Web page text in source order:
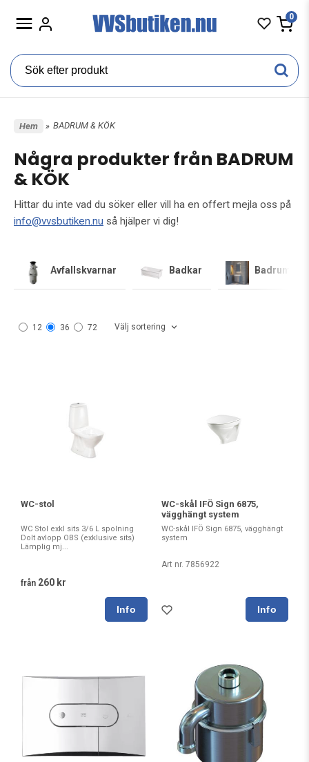
0
Hem » BADRUM & KÖK
Några produkter från BADRUM
& KÖK
Hittar du inte vad du söker eller vill ha en offert mejla oss på
info@vvsbutiken.nu så hjälper vi dig!
Avfallskvarnar Badkar
12 36 72 Välj sortering
WC-stol
WC Stol exkl sits 3/6 L spolning
Dolt avlopp OBS (exklusive sits)
Lämplig mj...
från 260 kr
WC-skål IFÖ Sign 6875,
vägghängt system
WC-skål IFÖ Sign 6875, vägghängt
system
Art nr. 7856922